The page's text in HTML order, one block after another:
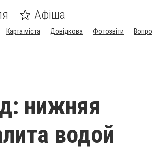
Афіша
Карта міста Довідкова Фотозвіти
нижняя
водой